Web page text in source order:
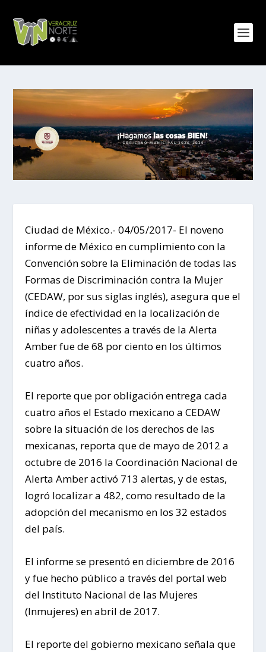
Ciudad de México.- 04/05/2017- El noveno
informe de México en cumplimiento con la
Convención sobre la Eliminación de todas las
Formas de Discriminación contra la Mujer
(CEDAW, por sus siglas inglés), asegura que el
índice de efectividad en la localización de
niñas y adolescentes a través de la Alerta
Amber fue de 68 por ciento en los últimos
cuatro años.
El reporte que por obligación entrega cada
cuatro años el Estado mexicano a CEDAW
sobre la situación de los derechos de las
mexicanas, reporta que de mayo de 2012 a
octubre de 2016 la Coordinación Nacional de
Alerta Amber activó 713 alertas, y de estas,
logró localizar a 482, como resultado de la
adopción del mecanismo en los 32 estados
del país.
El informe se presentó en diciembre de 2016
y fue hecho público a través del portal web
del Instituto Nacional de las Mujeres
(Inmujeres) en abril de 2017.
El reporte del gobierno mexicano señala que